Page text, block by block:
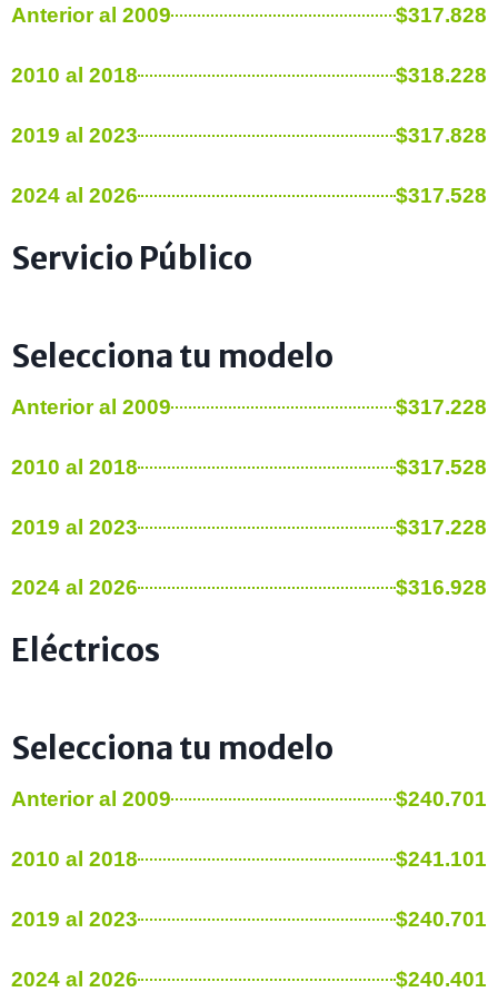
Anterior al 2009 $317.828
2010 al 2018 $318.228
2019 al 2023 $317.828
2024 al 2026 $317.528
Servicio Público
Selecciona tu modelo
Anterior al 2009 $317.228
2010 al 2018 $317.528
2019 al 2023 $317.228
2024 al 2026 $316.928
Eléctricos
Selecciona tu modelo
Anterior al 2009 $240.701
2010 al 2018 $241.101
2019 al 2023 $240.701
2024 al 2026 $240.401